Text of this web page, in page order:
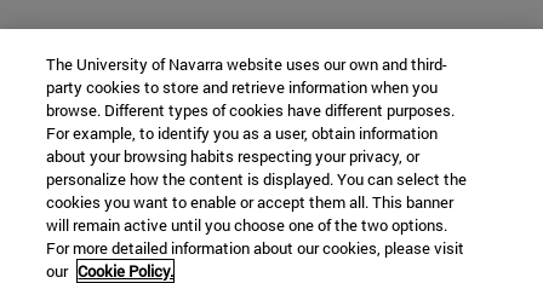
The University of Navarra website uses our own and third-
party cookies to store and retrieve information when you
browse. Different types of cookies have different purposes.
For example, to identify you as a user, obtain information
about your browsing habits respecting your privacy, or
personalize how the content is displayed. You can select the
cookies you want to enable or accept them all. This banner
will remain active until you choose one of the two options.
For more detailed information about our cookies, please visit
our Cookie Policy.